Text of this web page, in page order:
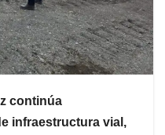
continúa
infraestructura vial,